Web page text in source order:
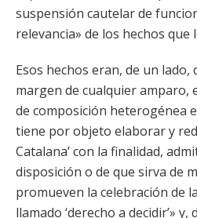
suspensión cautelar de
relevancia» de los hechos que
Esos hechos eran, de un lado,
margen de cualquier amparo,
de composición heterogénea
tiene por objeto elaborar y
Catalana’ con la finalidad,
disposición o de que sirva de
promueven la celebración de
llamado ‘derecho a decidir’»